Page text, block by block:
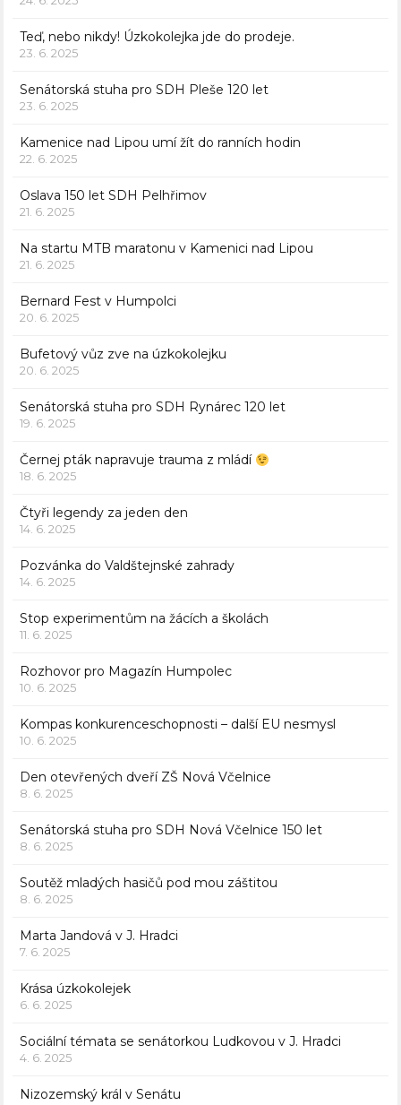
Teď, nebo nikdy! Úzkokolejka jde do prodeje.
23. 6. 2025
Senátorská stuha pro SDH Pleše 120 let
23. 6. 2025
Kamenice nad Lipou umí žít do ranních hodin
22. 6. 2025
Oslava 150 let SDH Pelhřimov
21. 6. 2025
Na startu MTB maratonu v Kamenici nad Lipou
21. 6. 2025
Bernard Fest v Humpolci
20. 6. 2025
Bufetový vůz zve na úzkokolejku
20. 6. 2025
Senátorská stuha pro SDH Rynárec 120 let
19. 6. 2025
Černej pták napravuje trauma z mládí
18. 6. 2025
Čtyři legendy za jeden den
14. 6. 2025
Pozvánka do Valdštejnské zahrady
14. 6. 2025
Stop experimentům na žácích a školách
11. 6. 2025
Rozhovor pro Magazín Humpolec
10. 6. 2025
Kompas konkurenceschopnosti – další EU nesmysl
10. 6. 2025
Den otevřených dveří ZŠ Nová Včelnice
8. 6. 2025
Senátorská stuha pro SDH Nová Včelnice 150 let
8. 6. 2025
Soutěž mladých hasičů pod mou záštitou
8. 6. 2025
Marta Jandová v J. Hradci
7. 6. 2025
Krása úzkokolejek
6. 6. 2025
Sociální témata se senátorkou Ludkovou v J. Hradci
4. 6. 2025
Nizozemský král v Senátu